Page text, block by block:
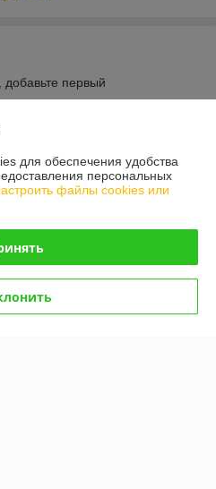
добавьте первый
для обеспечения удобства
персональных
файлы cookies или